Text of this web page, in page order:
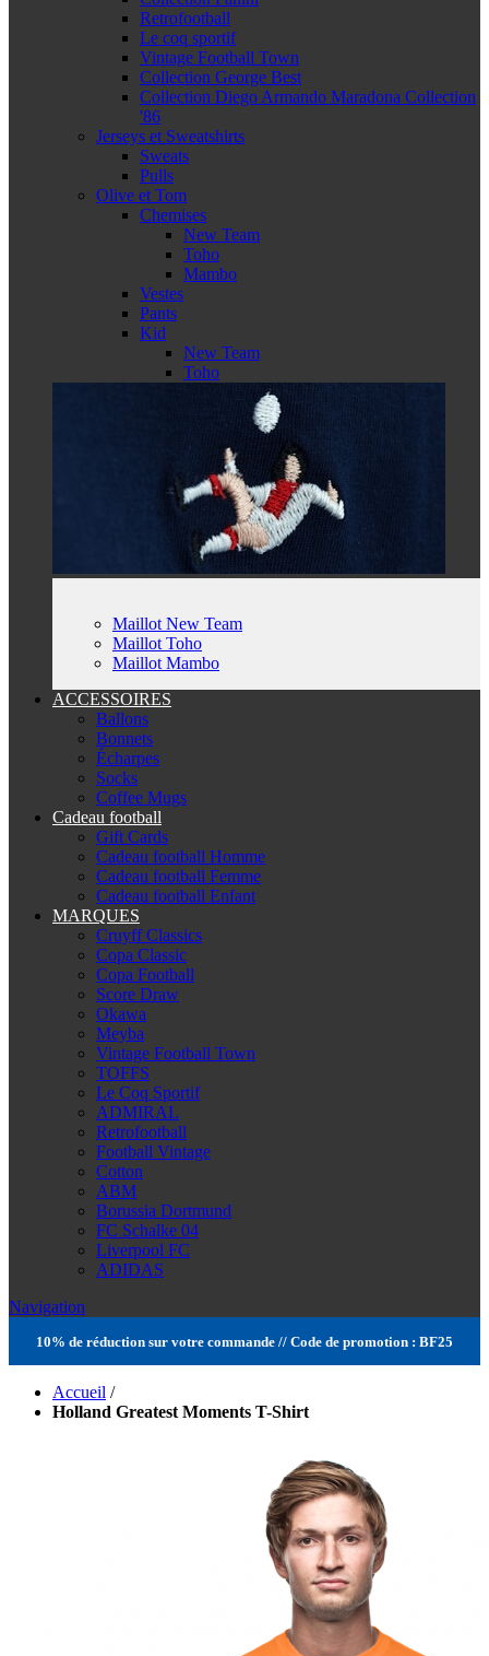
Retrofootball
Le coq sportif
Vintage Football Town
Collection George Best
Collection Diego Armando Maradona Collection
'86
Jerseys et Sweatshirts
Sweats
Pulls
Olive et Tom
Chemises
New Team
Toho
Mambo
Vestes
Pants
Kid
New Team
Toho
Maillot New Team
Maillot Toho
Maillot Mambo
ACCESSOIRES
Ballons
Bonnets
Écharpes
Socks
Coffee Mugs
Cadeau football
Gift Cards
Cadeau football Homme
Cadeau football Femme
Cadeau football Enfant
MARQUES
Cruyff Classics
Copa Classic
Copa Football
Score Draw
Okawa
Meyba
Vintage Football Town
TOFFS
Le Coq Sportif
ADMIRAL
Retrofootball
Football Vintage
Cotton
ABM
Borussia Dortmund
FC Schalke 04
Liverpool FC
ADIDAS
Navigation
10% de réduction sur votre commande // Code de promotion : BF25
Accueil /
Holland Greatest Moments T-Shirt